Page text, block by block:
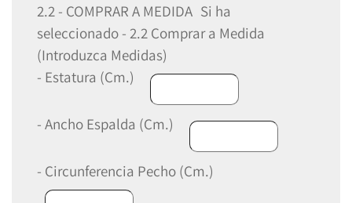
2.2 - COMPRAR A MEDIDA Si ha
seleccionado - 2.2 Comprar a Medida
(Introduzca Medidas)
- Estatura (Cm.)
- Ancho Espalda (Cm.)
- Circunferencia Pecho (Cm.)